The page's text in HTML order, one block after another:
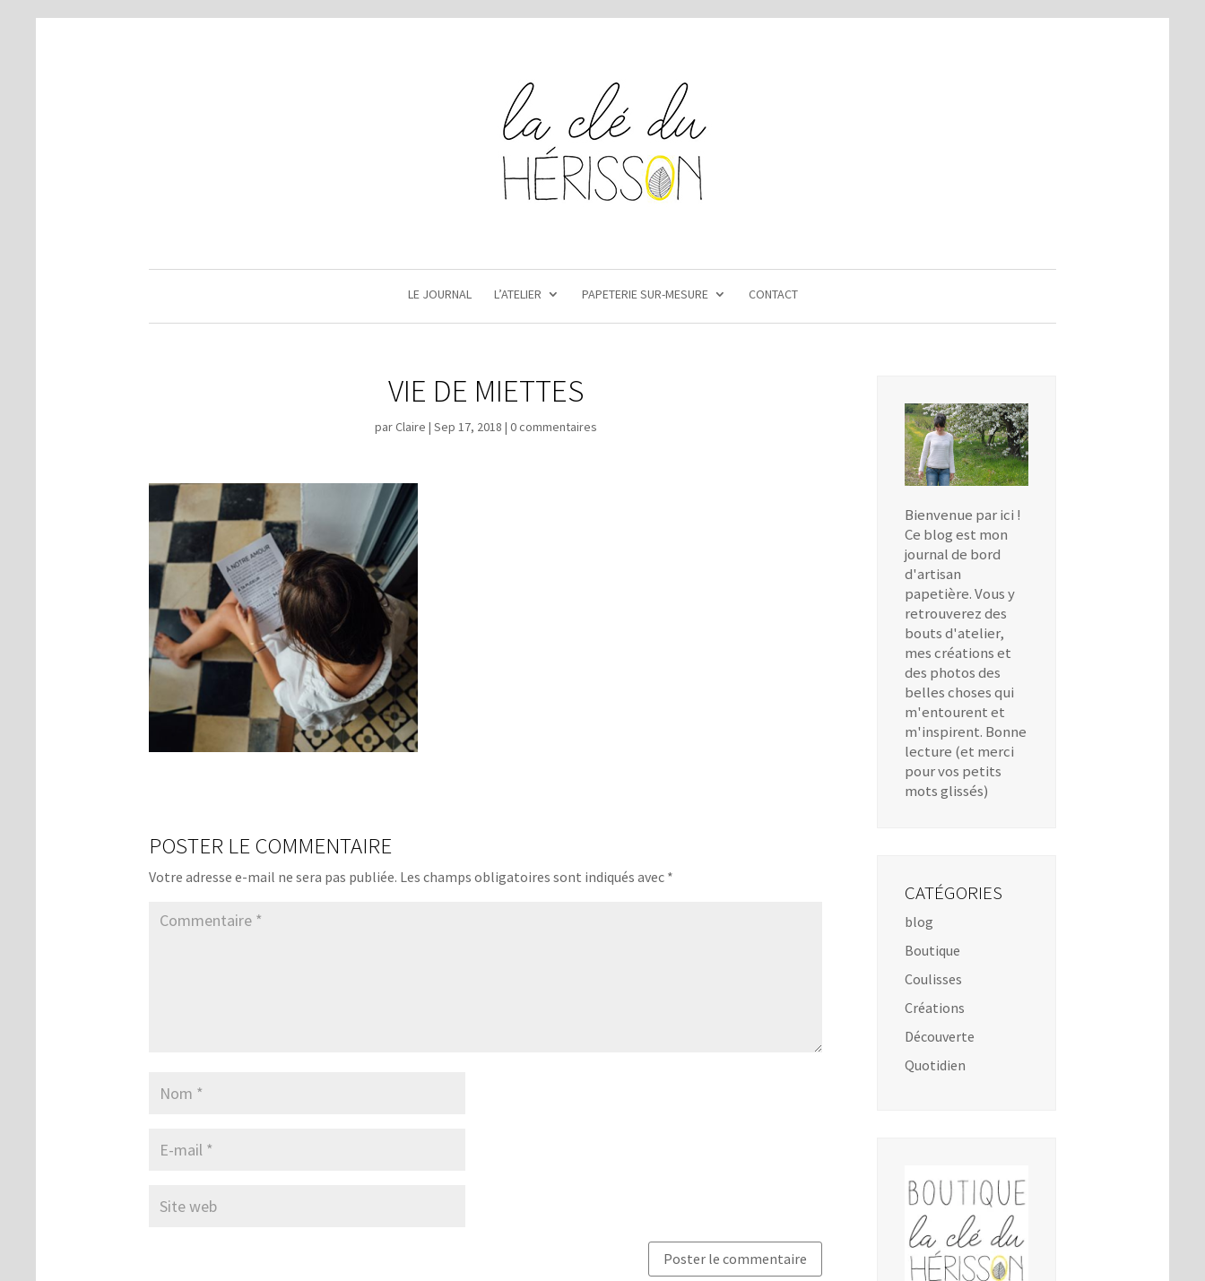
LE JOURNAL L’ATELIER PAPETERIE SUR-MESURE CONTACT
VIE DE MIETTES
parClaire | Sep 17, 2018 | 0 commentaires
POSTER LE COMMENTAIRE
Votre adresse e-mail ne sera pas publiée. Les champs obligatoires sont indiqués avec *
Bienvenue par ici !
Ce blog est mon
journal de bord
d'artisan
papetière. Vous y
retrouverez des
bouts d'atelier,
mes créations et
des photos des
belles choses qui
m'entourent et
m'inspirent. Bonne
lecture (et merci
pour vos petits
mots glissés)
CATÉGORIES
blog
Boutique
Coulisses
Créations
Découverte
Quotidien